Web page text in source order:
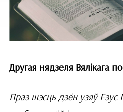
Другая нядзеля Вялікага
Праз шэсць дзён узяў Езус